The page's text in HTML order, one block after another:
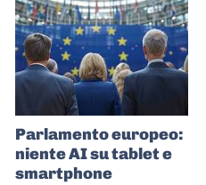
Parlamento europeo:
niente AI su tablet e
smartphone